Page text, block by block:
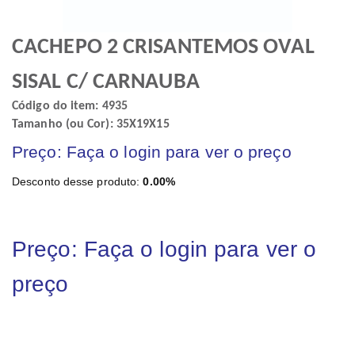
CACHEPO 2 CRISANTEMOS OVAL
SISAL C/ CARNAUBA
Código do item: 4935
Tamanho (ou Cor): 35X19X15
Preço: Faça o login para ver o preço
Desconto desse produto:0.00%
Preço: Faça o login para ver o
preço